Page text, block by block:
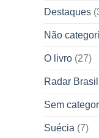
Destaques
Não
O livro(27)
Radar Brasil
Sem
Suécia (7)